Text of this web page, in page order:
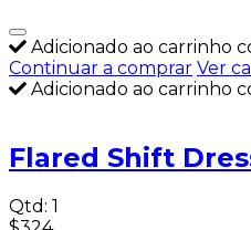
Adicionado ao carrinho
Continuar a comprar Ver
Adicionado ao carrinho
Flared Shift
Qtd: 1